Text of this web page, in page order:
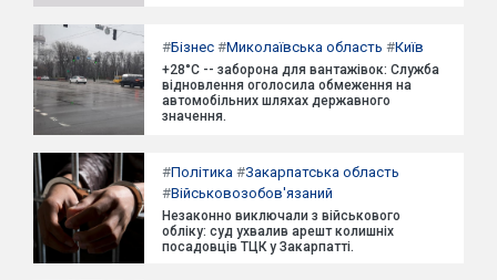
#Бізнес #Миколаївська область #Київ
+28°C -- заборона для вантажівок: Служба
відновлення оголосила обмеження на
автомобільних шляхах державного
значення.
#Політика #Закарпатська область
#Військовозобов'язаний
Незаконно виключали з військового
обліку: суд ухвалив арешт колишніх
посадовців ТЦК у Закарпатті.